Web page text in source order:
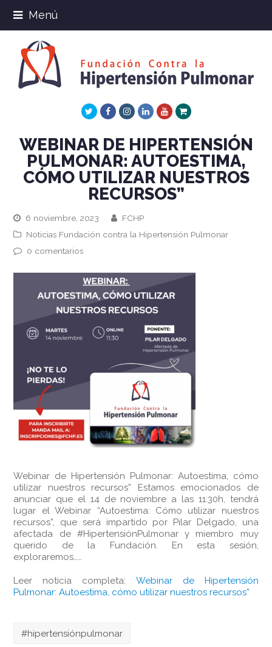
Menú
TwitterFacebookInstagram
LinkedInYoutube
Xing
WEBINAR DE HIPERTENSIÓN
PULMONAR: AUTOESTIMA,
CÓMO UTILIZAR NUESTROS
RECURSOS”
6 noviembre, 2023
FCHP
Noticias Fundación contra la Hipertensión Pulmonar
0 comentarios
Webinar de Hipertensión Pulmonar: Autoestima, cómo
utilizar nuestros recursos” Estamos emocionados de
anunciar que el 14 de noviembre a las 11:30h, tendrá
lugar el Webinar “Autoestima: Cómo utilizar nuestros
recursos”, que será impartido por Pilar Delgado, una
afectada de #HipertensiónPulmonar y miembro muy
querido de la Fundación. En esta sesión,
exploraremos……
Leer noticia completa: Webinar de Hipertensión
Pulmonar: Autoestima, cómo utilizar nuestros recursos”
#hipertensiónpulmonar